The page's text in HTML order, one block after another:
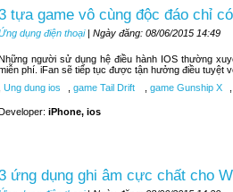
tựa game vô cùng độc đáo chỉ
dụng điện thoại| Ngày đăng: 08/06/2015 14:49
người sử dụng hệ điều hành IOS thường
phí. iFan sẽ tiếp tục được tận hưởng điều tuyệt
Ung dung ios game Tail Drift game Gunship X
iPhone, ios
ứng dụng ghi âm cực chất cho